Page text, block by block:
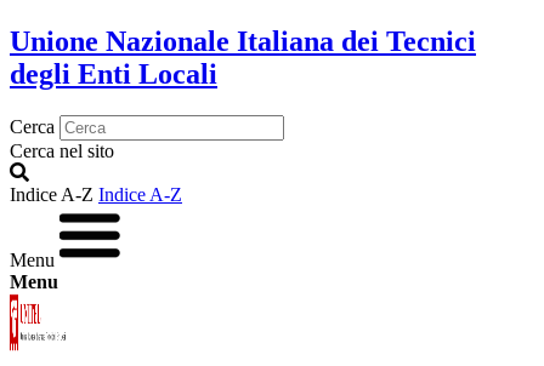
Unione Nazionale Italiana dei Tecnici
degli Enti Locali
Cerca
Cerca nel sito
Indice A-Z Indice A-Z
Menu
Menu